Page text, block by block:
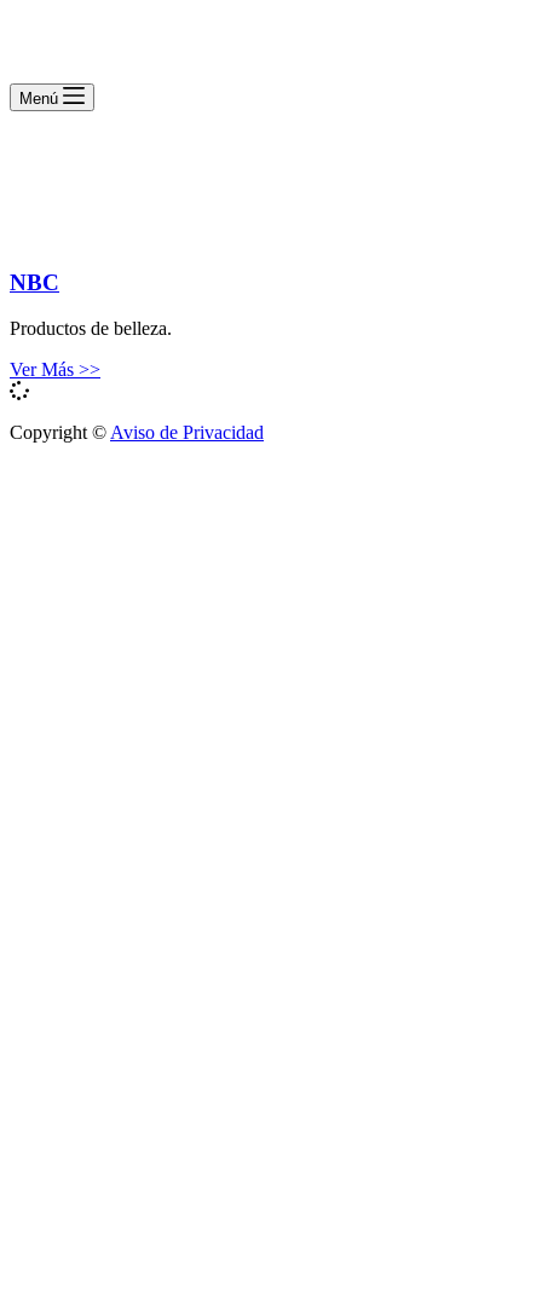
Menú
NBC
Productos de belleza.
Ver Más >>
Copyright ©Aviso de Privacidad